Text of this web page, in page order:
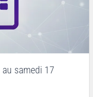
au samedi 17